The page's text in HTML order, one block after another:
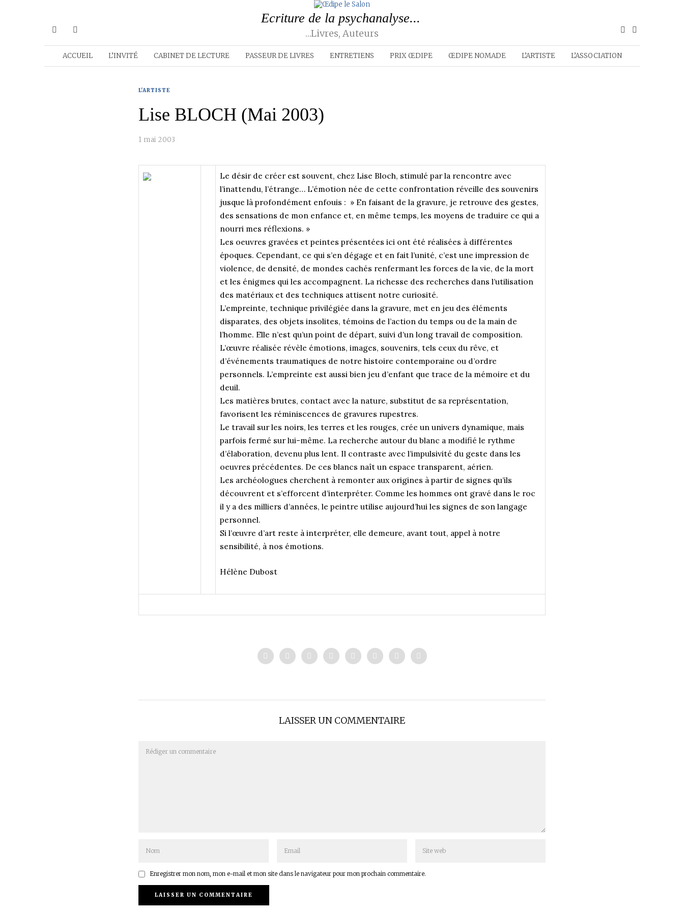
Ecriture de la psychanalyse...
…livres, Auteurs
ACCUEIL L’INVITÉ CABINET DE LECTURE PASSEUR DE LIVRES ENTRETIENS PRIX ŒDIPE ŒDIPE NOMADE L’ARTISTE L’ASSOCIATION
L'ARTISTE
Lise BLOCH (Mai 2003)
1 mai 2003
Le désir de créer est souvent, chez Lise Bloch, stimulé par la rencontre avec
l’inattendu, l’étrange… L’émotion née de cette confrontation réveille des souvenirs
jusque là profondément enfouis : » En faisant de la gravure, je retrouve des gestes,
des sensations de mon enfance et, en même temps, les moyens de traduire ce qui a
nourri mes réflexions. »
Les oeuvres gravées et peintes présentées ici ont été réalisées à différentes
époques. Cependant, ce qui s’en dégage et en fait l’unité, c’est une impression de
violence, de densité, de mondes cachés renfermant les forces de la vie, de la mort
et les énigmes qui les accompagnent. La richesse des recherches dans l’utilisation
des matériaux et des techniques attisent notre curiosité.
L’empreinte, technique privilégiée dans la gravure, met en jeu des éléments
disparates, des objets insolites, témoins de l’action du temps ou de la main de
l’homme. Elle n’est qu’un point de départ, suivi d’un long travail de composition.
L’œuvre réalisée révèle émotions, images, souvenirs, tels ceux du rêve, et
d’événements traumatiques de notre histoire contemporaine ou d’ordre
personnels. L’empreinte est aussi bien jeu d’enfant que trace de la mémoire et du
deuil.
Les matières brutes, contact avec la nature, substitut de sa représentation,
favorisent les réminiscences de gravures rupestres.
Le travail sur les noirs, les terres et les rouges, crée un univers dynamique, mais
parfois fermé sur lui-même. La recherche autour du blanc a modifié le rythme
d’élaboration, devenu plus lent. Il contraste avec l’impulsivité du geste dans les
oeuvres précédentes. De ces blancs naît un espace transparent, aérien.
Les archéologues cherchent à remonter aux origines à partir de signes qu’ils
découvrent et s’efforcent d’interpréter. Comme les hommes ont gravé dans le roc
il y a des milliers d’années, le peintre utilise aujourd’hui les signes de son langage
personnel.
Si l’œuvre d’art reste à interpréter, elle demeure, avant tout, appel à notre
sensibilité, à nos émotions.
Hélène Dubost
LAISSER UN COMMENTAIRE
Enregistrer mon nom, mon e-mail et mon site dans le navigateur pour mon prochain commentaire.